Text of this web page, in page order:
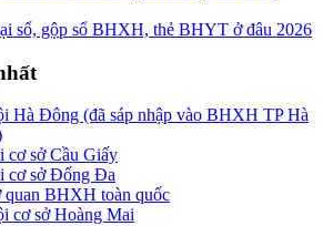
sổ, gộp sổ BHXH, thẻ BHYT ở đâu 2026
Hà Đông (đã sáp nhập vào BHXH TP Hà
cơ sở Cầu Giấy
cơ sở Đống Đa
quan BHXH toàn quốc
cơ sở Hoàng Mai